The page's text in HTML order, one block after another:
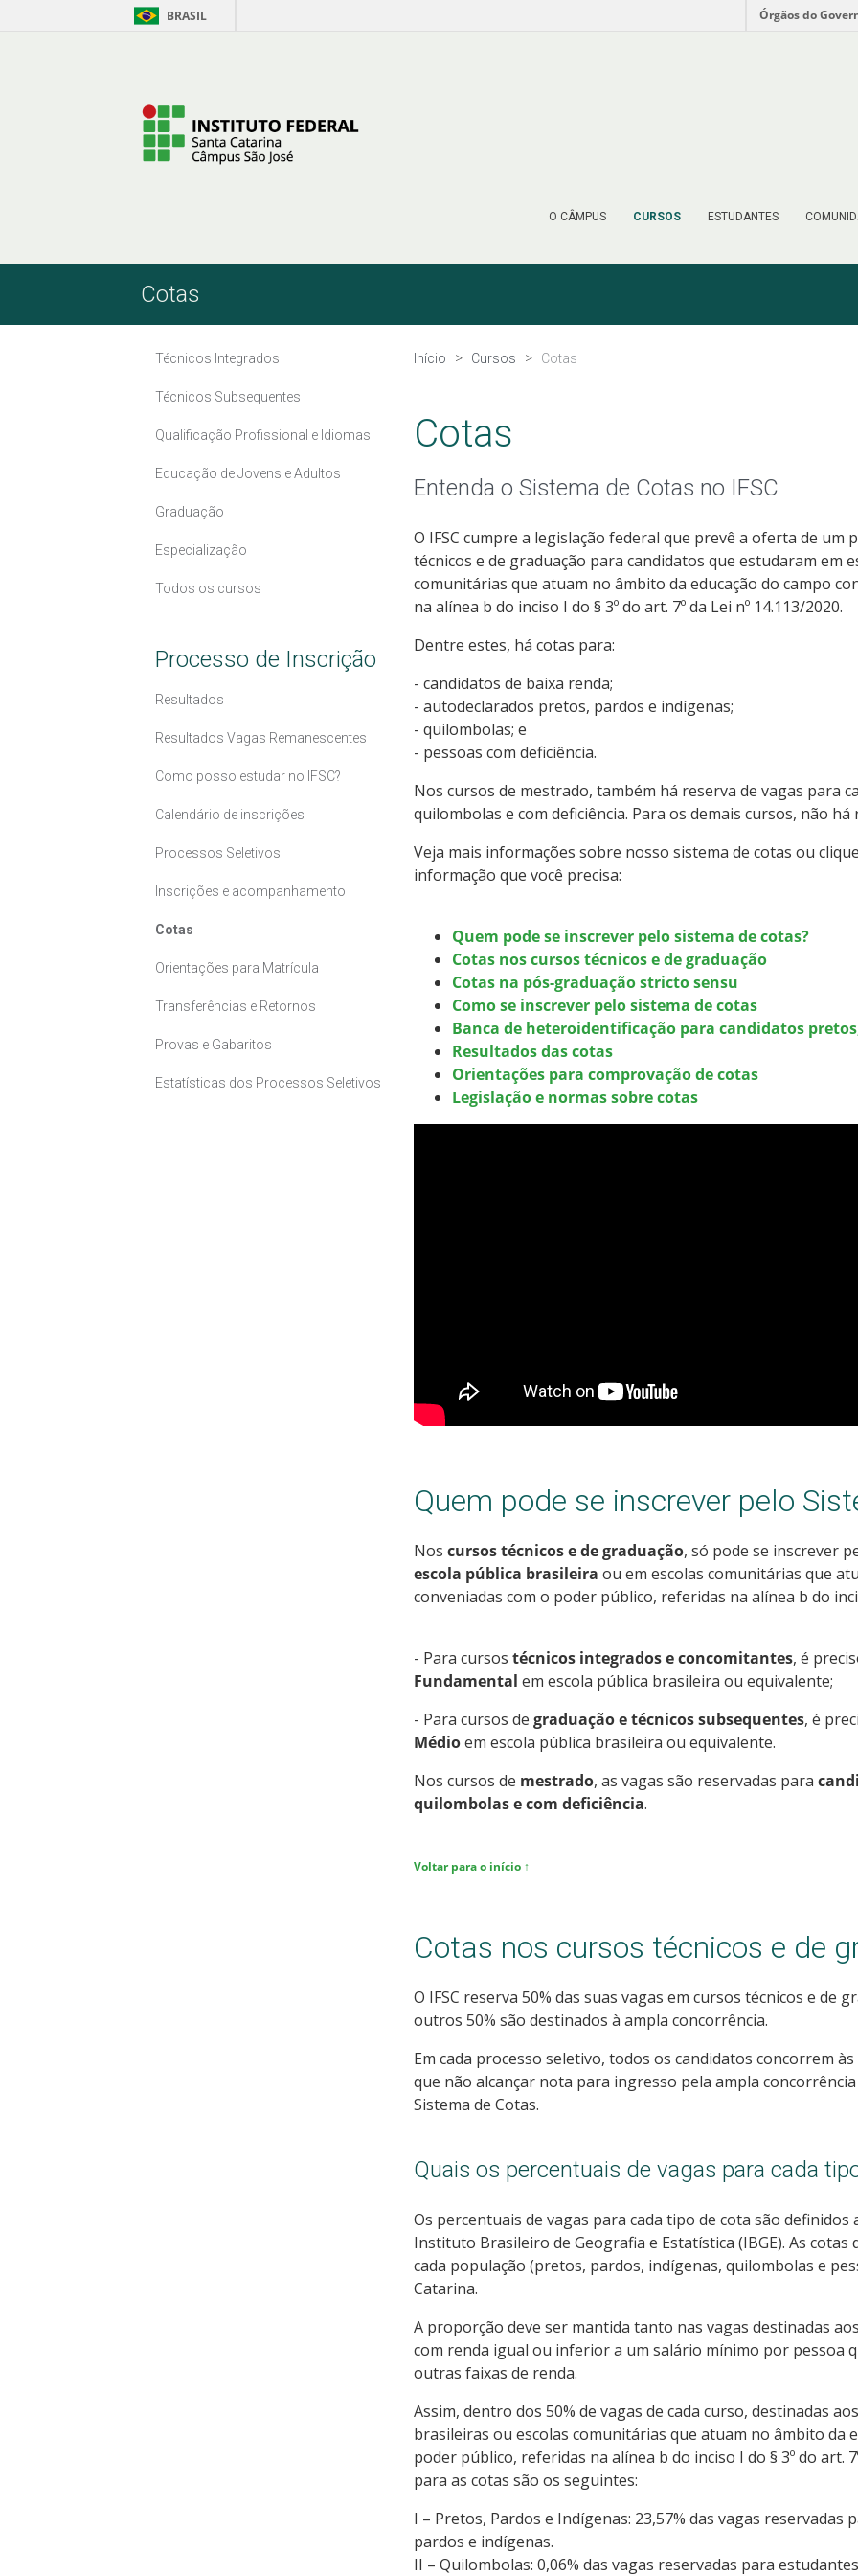
Pular para o Conteúdo BRASIL Órgãos do
O CÂMPUS CURSOS ESTUDANTES
Cotas
Técnicos Integrados
Técnicos Subsequentes
Qualificação Profissional e Idiomas
Educação de Jovens e Adultos
Graduação
Especialização
Todos os cursos
Processo de Inscrição
Resultados
Resultados Vagas Remanescentes
Como posso estudar no IFSC?
Calendário de inscrições
Processos Seletivos
Inscrições e acompanhamento
Cotas
Orientações para Matrícula
Transferências e Retornos
Provas e Gabaritos
Estatísticas dos Processos Seletivos
Início Cursos Cotas
Cotas
Entenda o Sistema de Cotas no IFSC
O IFSC cumpre a legislação federal que prevê a oferta de um
técnicos e de graduação para candidatos que estudaram em
comunitárias que atuam no âmbito da educação do campo
na alínea b do inciso I do § 3º do art. 7º da Lei nº 14.113/2020.
Dentre estes, há cotas para:
- candidatos de baixa renda;
- autodeclarados pretos, pardos e indígenas;
- quilombolas; e
- pessoas com deficiência.
Nos cursos de mestrado, também há reserva de vagas para
quilombolas e com deficiência. Para os demais cursos, não há
Veja mais informações sobre nosso sistema de cotas ou
informação que você precisa:
Quem pode se inscrever pelo sistema de cotas?
Cotas nos cursos técnicos e de graduação
Cotas na pós-graduação stricto sensu
Como se inscrever pelo sistema de cotas
Banca de heteroidentificação para candidatos
Resultados das cotas
Orientações para comprovação de cotas
Legislação e normas sobre cotas
Quem pode se inscrever pelo
Nos cursos técnicos e de graduação, só pode se inscrever
escola pública brasileira ou em escolas comunitárias que
conveniadas com o poder público, referidas na alínea b do
- Para cursos técnicos integrados e concomitantes, é
Fundamental em escola pública brasileira ou equivalente;
- Para cursos de graduação e técnicos subsequentes, é
Médioem escola pública brasileira ou equivalente.
Nos cursos de mestrado, as vagas são reservadas para
quilombolas e com deficiência.
Voltar para o início ↑
Cotas nos cursos técnicos e de
O IFSC reserva 50% das suas vagas em cursos técnicos e de
outros 50% são destinados à ampla concorrência.
Em cada processo seletivo, todos os candidatos concorrem
que não alcançar nota para ingresso pela ampla
Sistema de Cotas.
Quais os percentuais de vagas para cada
Os percentuais de vagas para cada tipo de cota são
Instituto Brasileiro de Geografia e Estatística (IBGE). As
cada população (pretos, pardos, indígenas, quilombolas e
Catarina.
A proporção deve ser mantida tanto nas vagas destinadas
com renda igual ou inferior a um salário mínimo por pessoa
outras faixas de renda.
Assim, dentro dos 50% de vagas de cada curso, destinadas
brasileiras ou escolas comunitárias que atuam no âmbito da
poder público, referidas na alínea b do inciso I do § 3º do art.
para as cotas são os seguintes:
I – Pretos, Pardos e Indígenas: 23,57% das vagas
pardos e indígenas.
II – Quilombolas: 0,06% das vagas reservadas para